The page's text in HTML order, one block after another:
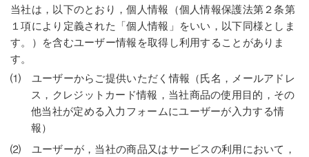
当社は，以下のとおり，個人情報（個人情報保護法第２条第
１項により定義された「個人情報」をいい，以下同様としま
す。）を含むユーザー情報を取得し利用することがありま
す。
⑴ ユーザーからご提供いただく情報（氏名，メールアドレ
ス，クレジットカード情報，当社商品の使用目的，その
他当社が定める入力フォームにユーザーが入力する情
報）
⑵ ユーザーが，当社の商品又はサービスの利用において，